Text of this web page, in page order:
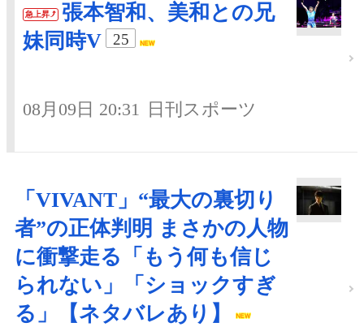
急上昇
張本智和、美和との兄
妹同時V
25
08月09日 20:31 日刊スポーツ
「VIVANT」“最大の裏切り
者”の正体判明 まさかの人物
に衝撃走る「もう何も信じ
られない」「ショックすぎ
る」【ネタバレあり】